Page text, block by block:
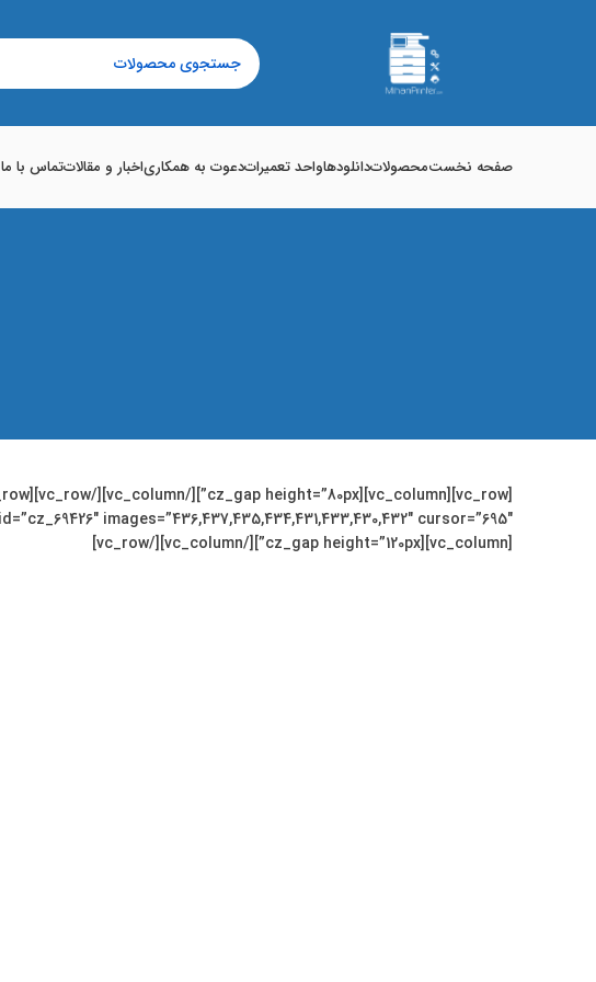
صفحه نخستمحصولاتدانلودهاواحد تعمیراتدعوت به همکاریاخبار و مقالاتتماس با ما
[vc_column][cz_gap height=”120px”][/vc_column][/vc_row]